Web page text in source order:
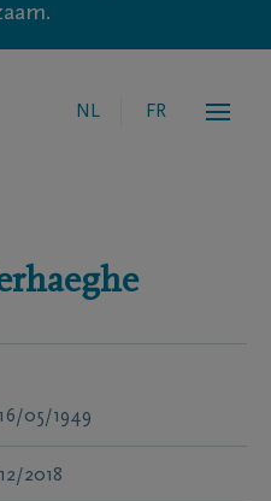
NL FR
16/05/1949
2018